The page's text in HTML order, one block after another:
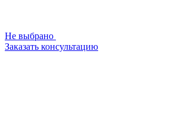
Не выбрано
Заказать консультацию